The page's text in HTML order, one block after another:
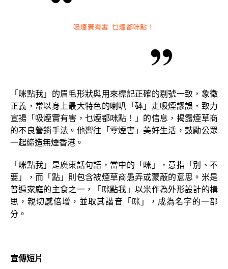
「咪點我」的眉毛形狀與用來標記正確的剔號一致，象徵
正義，常以身上最大特色的喇叭「砵」走吸煙謬誤，致力
宣揚「吸煙實有害，乜煙都咪點！」的信息，揭露煙草商
的不良營銷手法。他嚮往「零煙害」美好生活，鼓勵公眾
一起締造無煙香港。
「咪點我」是廣東話句語，當中的「咪」，意指「別、不
要」，而「點」則包含被煙草商愚弄或蒙蔽的意思。米是
普遍家庭的主食之一，「咪點我」以米作為外形設計的構
思，親切感倍增，並取其諧音「咪」，成為名字的一部
分。
宣傳短片